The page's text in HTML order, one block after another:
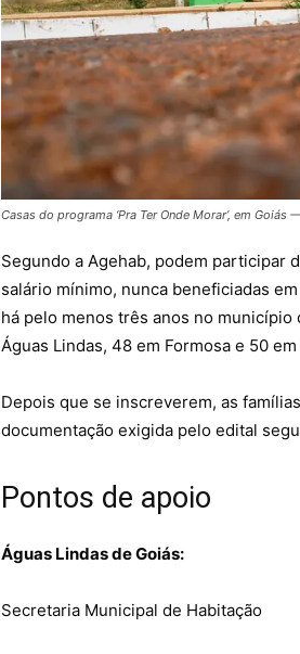
Casas do programa ‘Pra Ter Onde Morar’, em
Segundo a Agehab, podem participar
salário mínimo, nunca beneficiadas
há pelo menos três anos no
Águas Lindas, 48 em Formosa e 50
Depois que se inscreverem, as
documentação exigida pelo edital
Pontos de apoio
Águas Lindas de Goiás:
Secretaria Municipal de Habitação